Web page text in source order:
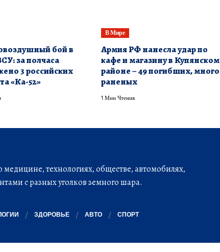
бой в
за полчаса
3 российских
«Ка-52»
В Мире
Армия РФ нанесла удар по
кафе и магазину в Купянском
районе – 49 погибших, много
раненых
1 Мин Чтения
технологиях, обществе, автомобилях,
с разных уголков земного шара.
ЗДОРОВЬЕ АВТО СПОРТ